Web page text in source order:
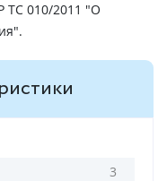
ТС 010/2011 "О
3